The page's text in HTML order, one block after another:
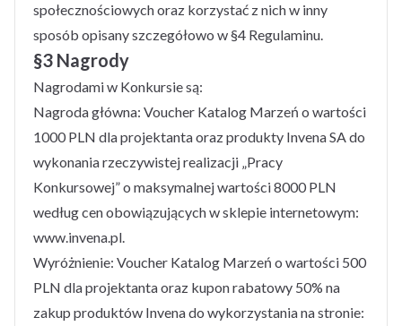
społecznościowych oraz korzystać z nich w inny
sposób opisany szczegółowo w §4 Regulaminu.
§3 Nagrody
Nagrodami w Konkursie są:
Nagroda główna: Voucher Katalog Marzeń o wartości
1000 PLN dla projektanta oraz produkty Invena SA do
wykonania rzeczywistej realizacji „Pracy
Konkursowej” o maksymalnej wartości 8000 PLN
według cen obowiązujących w sklepie internetowym:
www.invena.pl.
Wyróżnienie: Voucher Katalog Marzeń o wartości 500
PLN dla projektanta oraz kupon rabatowy 50% na
zakup produktów Invena do wykorzystania na stronie: